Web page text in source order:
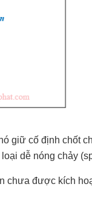
giữ cố định chốt
dễ nóng chảy
chưa được kích